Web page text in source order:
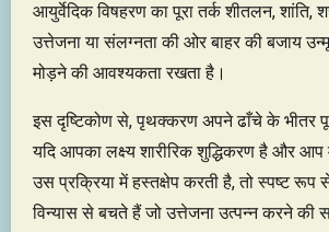
आयुर्वेदिक विषहरण का पूरा तर्क शीतलन, शांति,
उत्तेजना या संलग्नता की ओर बाहर की बजाय
मोड़ने की आवश्यकता रखता है।
इस दृष्टिकोण से, पृथक्करण अपने ढाँचे के भीतर
यदि आपका लक्ष्य शारीरिक शुद्धिकरण है और आप
उस प्रक्रिया में हस्तक्षेप करती है, तो स्पष्ट
विन्यास से बचते हैं जो उत्तेजना उत्पन्न करने की